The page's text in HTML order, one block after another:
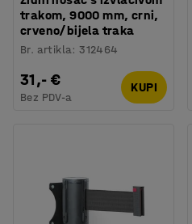
trakom, 9000 mm, crni,
crveno/bijela traka
Br. artikla:312464
31,- €
Bez PDV-a
KUPI